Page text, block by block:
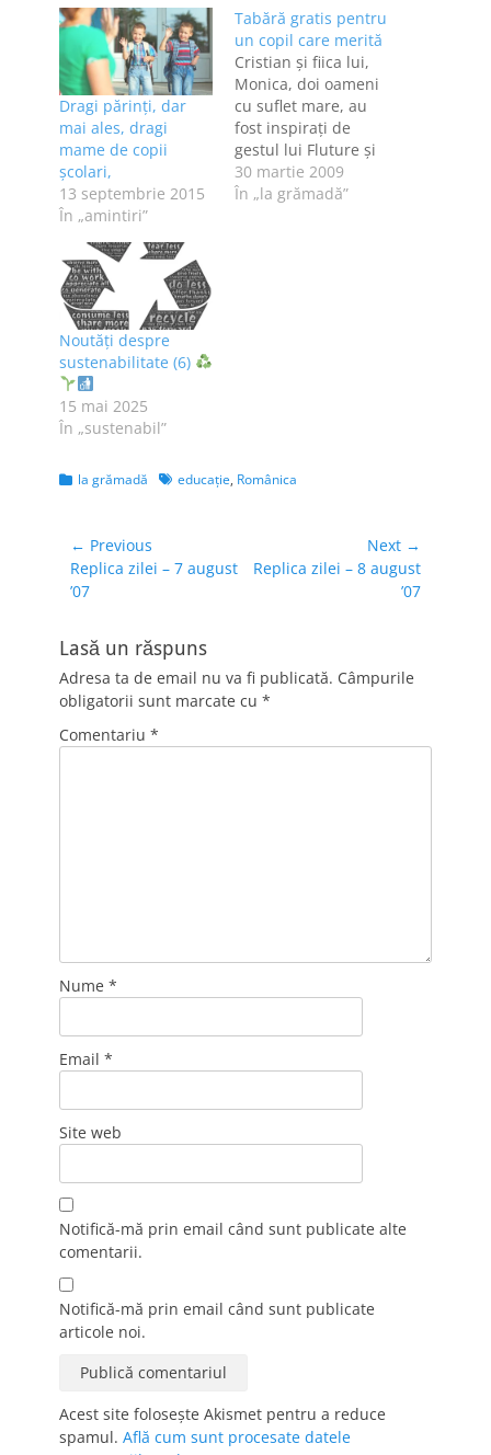
Dragi părinți, dar
mai ales, dragi
mame de copii
școlari,
13 septembrie 2015
În „amintiri”
Tabără gratis pentru
un copil care merită
Cristian şi fiica lui,
Monica, doi oameni
cu suflet mare, au
fost inspiraţi de
gestul lui Fluture şi
au decis să ofere
unuia sau mai mulţi
30 martie 2009
În „la grămadă”
Noutăți despre
sustenabilitate (6)
15 mai 2025
În „sustenabil”
Categories
la grămadă Tagseducaţie, Românica
Navigare
în
articole
← Previous
Previous
post:
Replica zilei – 7 august
’07
Next →
Next
Replica zilei – 8 august
’07
Lasă un răspuns
Adresa ta de email nu va fi publicată. Câmpurile
obligatorii sunt marcate cu *
Comentariu *
Nume *
Email *
Site web
Notifică-mă prin email când sunt publicate alte
comentarii.
Notifică-mă prin email când sunt publicate
articole noi.
Acest site folosește Akismet pentru a reduce
spamul. Află cum sunt procesate datele